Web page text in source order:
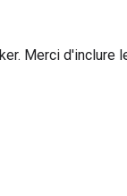
Merci d'inclure